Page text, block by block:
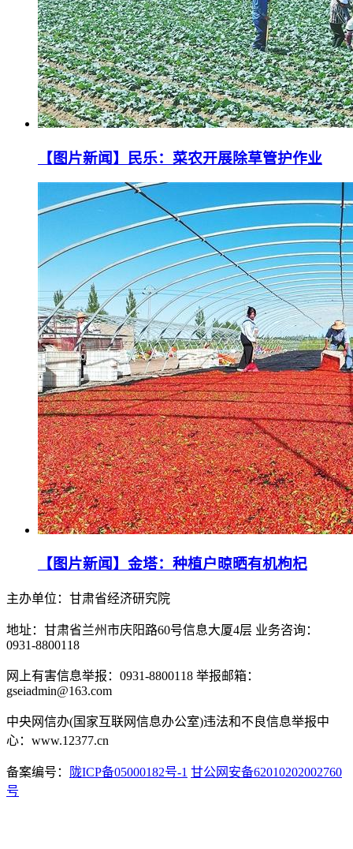
【图片新闻】民乐：菜农开展除草管护作业
【图片新闻】金塔：种植户晾晒有机枸杞
主办单位：甘肃省经济研究院
地址：甘肃省兰州市庆阳路60号信息大厦4层 业务咨询：
0931-8800118
网上有害信息举报：0931-8800118 举报邮箱：
gseiadmin@163.com
中央网信办(国家互联网信息办公室)违法和不良信息举报中
心：www.12377.cn
备案编号： 陇ICP备05000182号-1 甘公网安备62010202002760
号